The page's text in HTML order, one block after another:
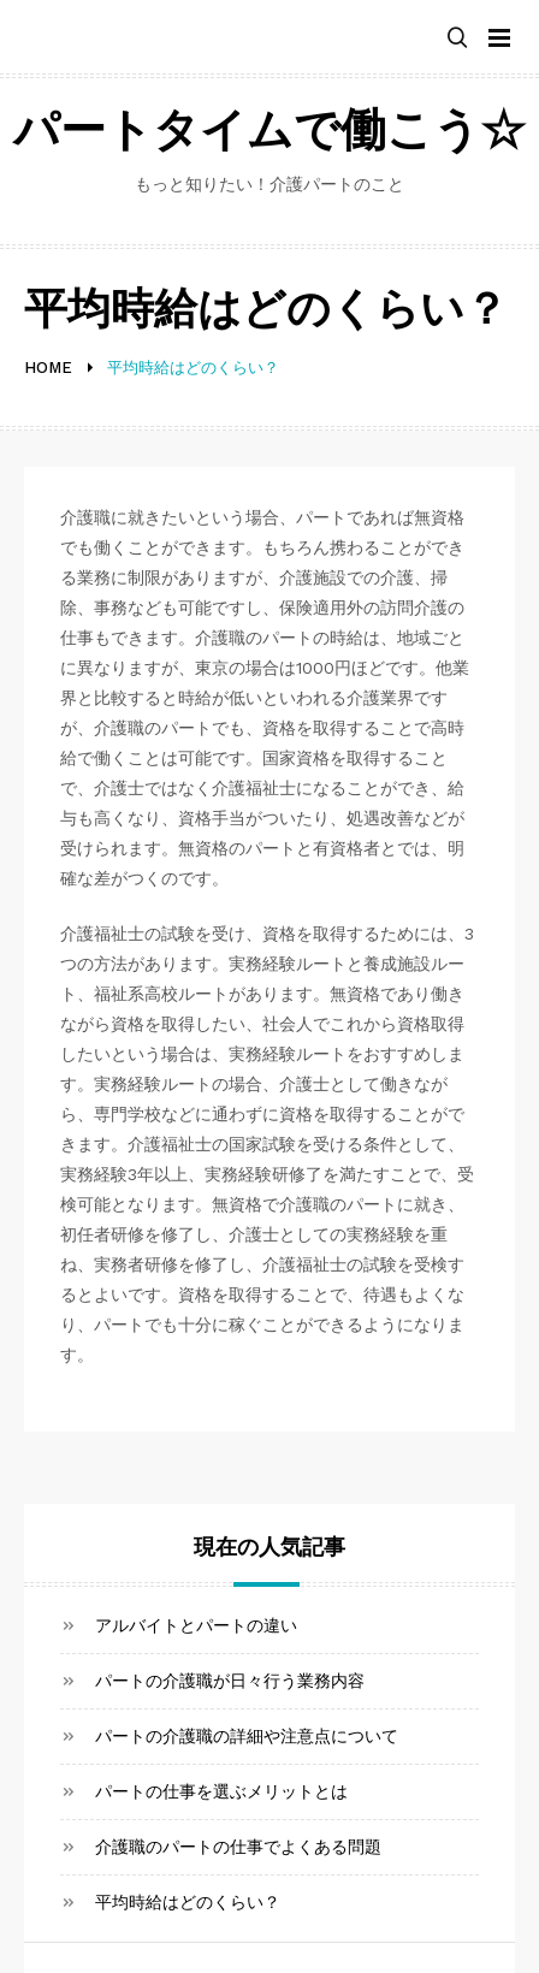
content
パートタイムで働こう☆
もっと知りたい！介護パートのこと
HOME 平均時給はどのくらい？
平均時給はどのくらい？
介護職に就きたいという場合、パートであれば無資格
でも働くことができます。もちろん携わることができ
る業務に制限がありますが、介護施設での介護、掃
除、事務なども可能ですし、保険適用外の訪問介護の
仕事もできます。介護職のパートの時給は、地域ごと
に異なりますが、東京の場合は1000円ほどです。他業
界と比較すると時給が低いといわれる介護業界です
が、介護職のパートでも、資格を取得することで高時
給で働くことは可能です。国家資格を取得すること
で、介護士ではなく介護福祉士になることができ、給
与も高くなり、資格手当がついたり、処遇改善などが
受けられます。無資格のパートと有資格者とでは、明
確な差がつくのです。
介護福祉士の試験を受け、資格を取得するためには、3
つの方法があります。実務経験ルートと養成施設ルー
ト、福祉系高校ルートがあります。無資格であり働き
ながら資格を取得したい、社会人でこれから資格取得
したいという場合は、実務経験ルートをおすすめしま
す。実務経験ルートの場合、介護士として働きなが
ら、専門学校などに通わずに資格を取得することがで
きます。介護福祉士の国家試験を受ける条件として、
実務経験3年以上、実務経験研修了を満たすことで、受
検可能となります。無資格で介護職のパートに就き、
初任者研修を修了し、介護士としての実務経験を重
ね、実務者研修を修了し、介護福祉士の試験を受検す
るとよいです。資格を取得することで、待遇もよくな
り、パートでも十分に稼ぐことができるようになりま
す。
現在の人気記事
アルバイトとパートの違い
パートの介護職が日々行う業務内容
パートの介護職の詳細や注意点について
パートの仕事を選ぶメリットとは
介護職のパートの仕事でよくある問題
平均時給はどのくらい？